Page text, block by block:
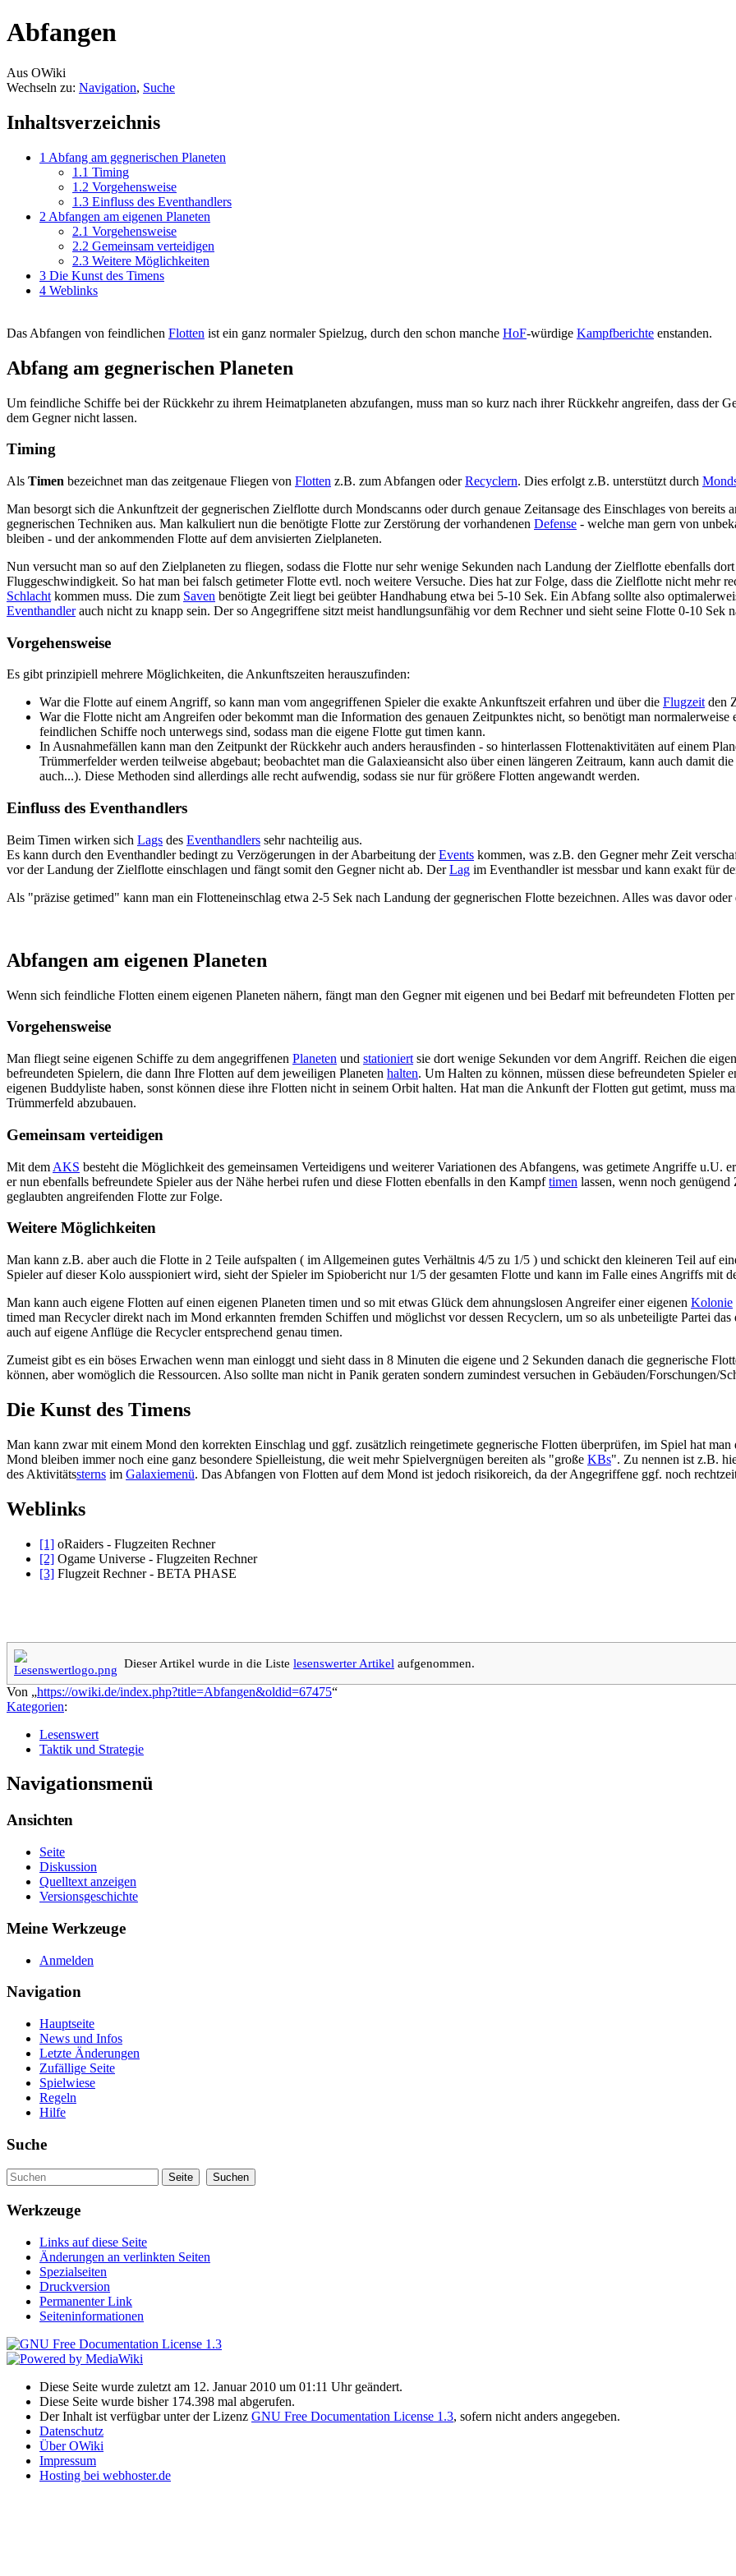
Abfangen
Aus OWiki
Wechseln zu: Navigation, Suche
Inhaltsverzeichnis
1 Abfang am gegnerischen Planeten
1.1 Timing
1.2 Vorgehensweise
1.3 Einfluss des Eventhandlers
2 Abfangen am eigenen Planeten
2.1 Vorgehensweise
2.2 Gemeinsam verteidigen
2.3 Weitere Möglichkeiten
3 Die Kunst des Timens
4 Weblinks
Das Abfangen von feindlichen Flotten ist ein ganz normaler Spielzug, durch den schon manche HoF-würdige Kampfberichte enstanden.
Abfang am gegnerischen Planeten
Um feindliche Schiffe bei der Rückkehr zu ihrem Heimatplaneten abzufangen, muss man so kurz nach ihrer Rückkehr angreifen, dass der
dem Gegner nicht lassen.
Timing
Als Timen bezeichnet man das zeitgenaue Fliegen von Flotten z.B. zum Abfangen oderRecyclern. Dies erfolgt z.B. unterstützt durch
Man besorgt sich die Ankunftzeit der gegnerischen Zielflotte durch Mondscanns oder durch genaue Zeitansage des Einschlages von
gegnerischen Techniken aus. Man kalkuliert nun die benötigte Flotte zur Zerstörung der vorhandenen Defense - welche man gern von
bleiben - und der ankommenden Flotte auf dem anvisierten Zielplaneten.
Nun versucht man so auf den Zielplaneten zu fliegen, sodass die Flotte nur sehr wenige Sekunden nach Landung der Zielflotte ebenfalls
Fluggeschwindigkeit. So hat man bei falsch getimeter Flotte evtl. noch weitere Versuche. Dies hat zur Folge, dass die Zielflotte nicht mehr
Schlacht kommen muss. Die zum Saven benötigte Zeit liegt bei geübter Handhabung etwa bei 5-10 Sek. Ein Abfang sollte also
Eventhandlerauch nicht zu knapp sein. Der so Angegriffene sitzt meist handlungsunfähig vor dem Rechner und sieht seine Flotte 0-10 Sek
Vorgehensweise
Es gibt prinzipiell mehrere Möglichkeiten, die Ankunftszeiten herauszufinden:
War die Flotte auf einem Angriff, so kann man vom angegriffenen Spieler die exakte Ankunftszeit erfahren und über die Flugzeit den
War die Flotte nicht am Angreifen oder bekommt man die Information des genauen Zeitpunktes nicht, so benötigt man normalerweise
feindlichen Schiffe noch unterwegs sind, sodass man die eigene Flotte gut timen kann.
In Ausnahmefällen kann man den Zeitpunkt der Rückkehr auch anders herausfinden - so hinterlassen Flottenaktivitäten auf einem
Trümmerfelder werden teilweise abgebaut; beobachtet man die Galaxieansicht also über einen längeren Zeitraum, kann auch damit
auch...). Diese Methoden sind allerdings alle recht aufwendig, sodass sie nur für größere Flotten angewandt werden.
Einfluss des Eventhandlers
Beim Timen wirken sich Lags des Eventhandlers sehr nachteilig aus.
Es kann durch den Eventhandler bedingt zu Verzögerungen in der Abarbeitung derEvents kommen, was z.B. den Gegner mehr Zeit
vor der Landung der Zielflotte einschlagen und fängt somit den Gegner nicht ab. DerLag im Eventhandler ist messbar und kann exakt für
Als "präzise getimed" kann man ein Flotteneinschlag etwa 2-5 Sek nach Landung der gegnerischen Flotte bezeichnen. Alles was davor
Abfangen am eigenen Planeten
Wenn sich feindliche Flotten einem eigenen Planeten nähern, fängt man den Gegner mit eigenen und bei Bedarf mit befreundeten Flotten per
Vorgehensweise
Man fliegt seine eigenen Schiffe zu dem angegriffenen Planeten und stationiert sie dort wenige Sekunden vor dem Angriff. Reichen die
befreundeten Spielern, die dann Ihre Flotten auf dem jeweiligen Planeten halten. Um Halten zu können, müssen diese befreundeten Spieler
eigenen Buddyliste haben, sonst können diese ihre Flotten nicht in seinem Orbit halten. Hat man die Ankunft der Flotten gut getimt, muss
Trümmerfeld abzubauen.
Gemeinsam verteidigen
Mit dem AKS besteht die Möglichkeit des gemeinsamen Verteidigens und weiterer Variationen des Abfangens, was getimete Angriffe
er nun ebenfalls befreundete Spieler aus der Nähe herbei rufen und diese Flotten ebenfalls in den Kampftimen lassen, wenn noch
geglaubten angreifenden Flotte zur Folge.
Weitere Möglichkeiten
Man kann z.B. aber auch die Flotte in 2 Teile aufspalten ( im Allgemeinen gutes Verhältnis 4/5 zu 1/5 ) und schickt den kleineren Teil auf
Spieler auf dieser Kolo ausspioniert wird, sieht der Spieler im Spiobericht nur 1/5 der gesamten Flotte und kann im Falle eines Angriffs mit
Man kann auch eigene Flotten auf einen eigenen Planeten timen und so mit etwas Glück dem ahnungslosen Angreifer einer eigenen Kolonie
timed man Recycler direkt nach im Mond erkannten fremden Schiffen und möglichst vor dessen Recyclern, um so als unbeteiligte Partei
auch auf eigene Anflüge die Recycler entsprechend genau timen.
Zumeist gibt es ein böses Erwachen wenn man einloggt und sieht dass in 8 Minuten die eigene und 2 Sekunden danach die gegnerische
können, aber womöglich die Ressourcen. Also sollte man nicht in Panik geraten sondern zumindest versuchen in Gebäuden/Forschungen/
Die Kunst des Timens
Man kann zwar mit einem Mond den korrekten Einschlag und ggf. zusätzlich reingetimete gegnerische Flotten überprüfen, im Spiel hat
Mond bleiben immer noch eine ganz besondere Spielleistung, die weit mehr Spielvergnügen bereiten als "große KBs". Zu nennen ist z.B.
des Aktivitätssterns im Galaxiemenü. Das Abfangen von Flotten auf dem Mond ist jedoch risikoreich, da der Angegriffene ggf. noch
Weblinks
[1] oRaiders - Flugzeiten Rechner
[2] Ogame Universe - Flugzeiten Rechner
[3] Flugzeit Rechner - BETA PHASE
Dieser Artikel wurde in die Liste lesenswerter Artikel aufgenommen.
Von „https://owiki.de/index.php?title=Abfangen&oldid=67475“
Kategorien:
Lesenswert
Taktik und Strategie
Navigationsmenü
Ansichten
Seite
Diskussion
Quelltext anzeigen
Versionsgeschichte
Meine Werkzeuge
Anmelden
Navigation
Hauptseite
News und Infos
Letzte Änderungen
Zufällige Seite
Spielwiese
Regeln
Hilfe
Suche
Werkzeuge
Links auf diese Seite
Änderungen an verlinkten Seiten
Spezialseiten
Druckversion
Permanenter Link
Seiteninformationen
Diese Seite wurde zuletzt am 12. Januar 2010 um 01:11 Uhr geändert.
Diese Seite wurde bisher 174.398 mal abgerufen.
Der Inhalt ist verfügbar unter der Lizenz GNU Free Documentation License 1.3, sofern nicht anders angegeben.
Datenschutz
Über OWiki
Impressum
Hosting bei webhoster.de